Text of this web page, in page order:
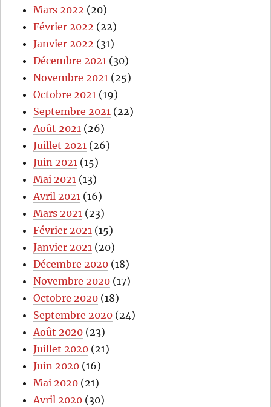
Mars 2022 (20)
Février 2022 (22)
Janvier 2022 (31)
Décembre 2021 (30)
Novembre 2021 (25)
Octobre 2021 (19)
Septembre 2021 (22)
Août 2021 (26)
Juillet 2021 (26)
Juin 2021 (15)
Mai 2021 (13)
Avril 2021 (16)
Mars 2021 (23)
Février 2021 (15)
Janvier 2021 (20)
Décembre 2020 (18)
Novembre 2020 (17)
Octobre 2020 (18)
Septembre 2020 (24)
Août 2020 (23)
Juillet 2020 (21)
Juin 2020 (16)
Mai 2020 (21)
Avril 2020 (30)